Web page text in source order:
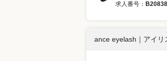
求人番号：
ance eyelash ｜ アイリ